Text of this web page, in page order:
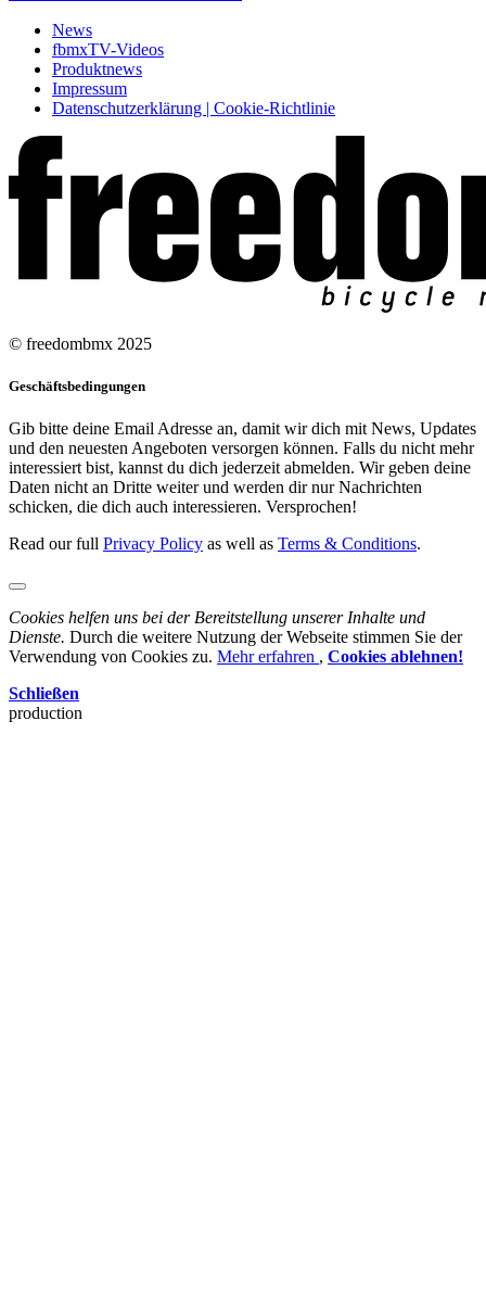
News
fbmxTV-Videos
Produktnews
Impressum
Datenschutzerklärung | Cookie-Richtlinie
© freedombmx 2025
Geschäftsbedingungen
Gib bitte deine Email Adresse an, damit wir dich mit News, Updates
und den neuesten Angeboten versorgen können. Falls du nicht mehr
interessiert bist, kannst du dich jederzeit abmelden. Wir geben deine
Daten nicht an Dritte weiter und werden dir nur Nachrichten
schicken, die dich auch interessieren. Versprochen!
Read our full Privacy Policy as well as Terms & Conditions.
Cookies helfen uns bei der Bereitstellung unserer Inhalte und
Dienste. Durch die weitere Nutzung der Webseite stimmen Sie der
Verwendung von Cookies zu. Mehr erfahren , Cookies ablehnen!
Schließen
production